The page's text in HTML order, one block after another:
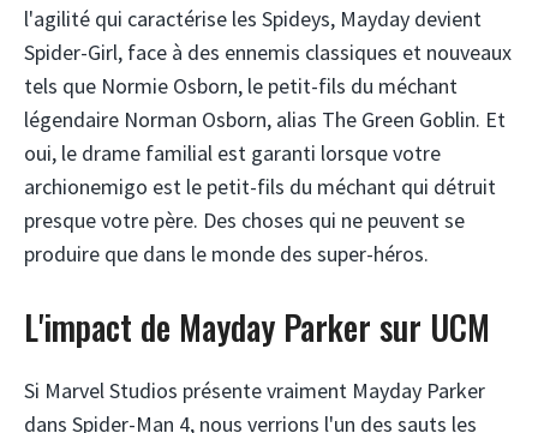
l'agilité qui caractérise les Spideys, Mayday devient
Spider-Girl, face à des ennemis classiques et nouveaux
tels que Normie Osborn, le petit-fils du méchant
légendaire Norman Osborn, alias The Green Goblin. Et
oui, le drame familial est garanti lorsque votre
archionemigo est le petit-fils du méchant qui détruit
presque votre père. Des choses qui ne peuvent se
produire que dans le monde des super-héros.
L'impact de Mayday Parker sur UCM
Si Marvel Studios présente vraiment Mayday Parker
dans Spider-Man 4, nous verrions l'un des sauts les